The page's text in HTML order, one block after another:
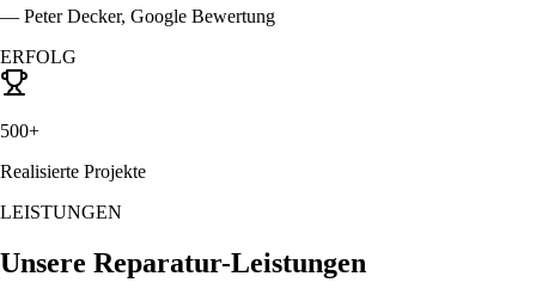
— Peter Decker, Google Bewertung
ERFOLG
500+
Realisierte Projekte
LEISTUNGEN
Unsere Reparatur-Leistungen